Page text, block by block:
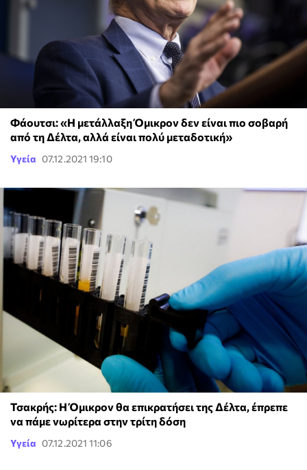
Φάουτσι: «Η μετάλλαξη Όμικρον δεν είναι πιο σοβαρή
από τη Δέλτα, αλλά είναι πολύ μεταδοτική»
Υγεία 07.12.2021 19:10
Τσακρής: Η Όμικρον θα επικρατήσει της Δέλτα, έπρεπε
να πάμε νωρίτερα στην τρίτη δόση
Υγεία 07.12.2021 11:06